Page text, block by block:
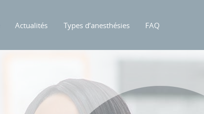
Actualités Types d’anesthésies FAQ